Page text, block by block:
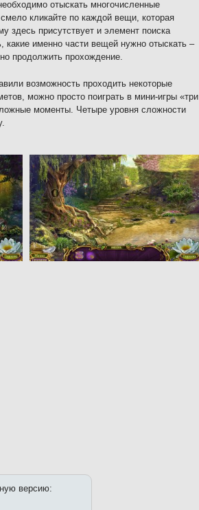
отыскать многочисленные
кликайте по каждой вещи, которая
здесь присутствует и элемент поиска
именно части вещей нужно отыскать –
продолжить прохождение.
возможность проходить некоторые
можно просто поиграть в мини-игры «три
моменты. Четыре уровня сложности
версию: